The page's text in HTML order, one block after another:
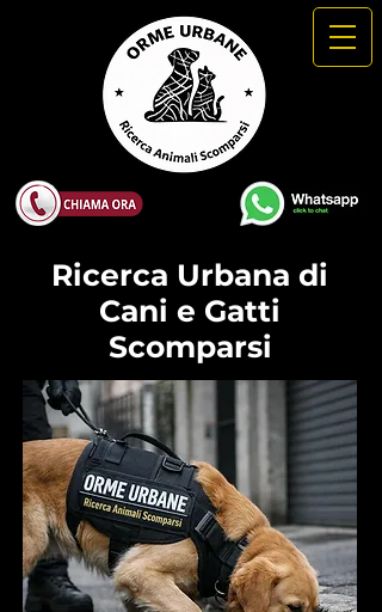
Ricerca Urbana di
Cani e Gatti
Scomparsi